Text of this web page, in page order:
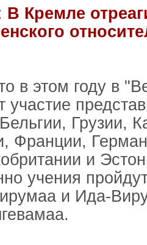
В Кремле
в этом году в
Грузии,
Франции,
и
учения
и Ида-